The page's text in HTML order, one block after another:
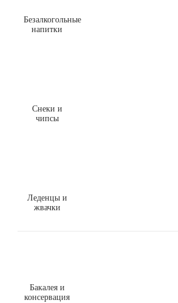
Безалкогольные
напитки
Снеки и
чипсы
Леденцы и
жвачки
Бакалея и
консервация